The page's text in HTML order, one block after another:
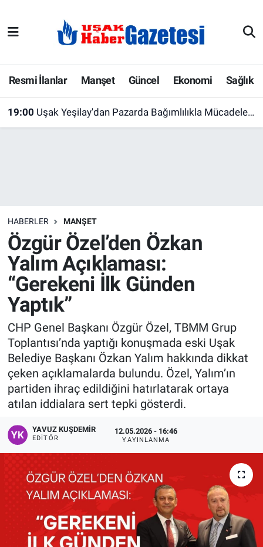
Resmi İlanlar Manşet Güncel Ekonomi Sağlık
19:00 Uşak Yeşilay'dan Pazarda Bağımlılıkla Mücadele Seferberliği
HABERLER MANŞET
Özgür Özel’den Özkan
Yalım Açıklaması:
“Gerekeni İlk Günden
Yaptık”
CHP Genel Başkanı Özgür Özel, TBMM Grup
Toplantısı’nda yaptığı konuşmada eski Uşak
Belediye Başkanı Özkan Yalım hakkında dikkat
çeken açıklamalarda bulundu. Özel, Yalım’ın
partiden ihraç edildiğini hatırlatarak ortaya
atılan iddialara sert tepki gösterdi.
YAVUZ KUŞDEMIR
EDITÖR
12.05.2026 - 16:46
YAYINLANMA
E-Gazete
Ekonomi
Köşe Yazarları
Kültür Sanat
Manşet
Resmi İlanlar
Sağlık
Son Dakika
Spor
Uşak Haberleri
Uşak Hava Durumu
Uşak Trafik Yoğunluk Haritası